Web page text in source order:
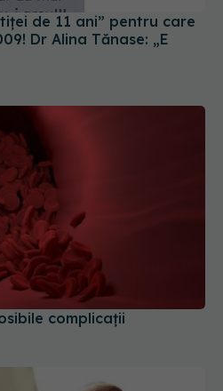
de 11 ani” pentru care
Dr Alina Tănase: „E
complicații